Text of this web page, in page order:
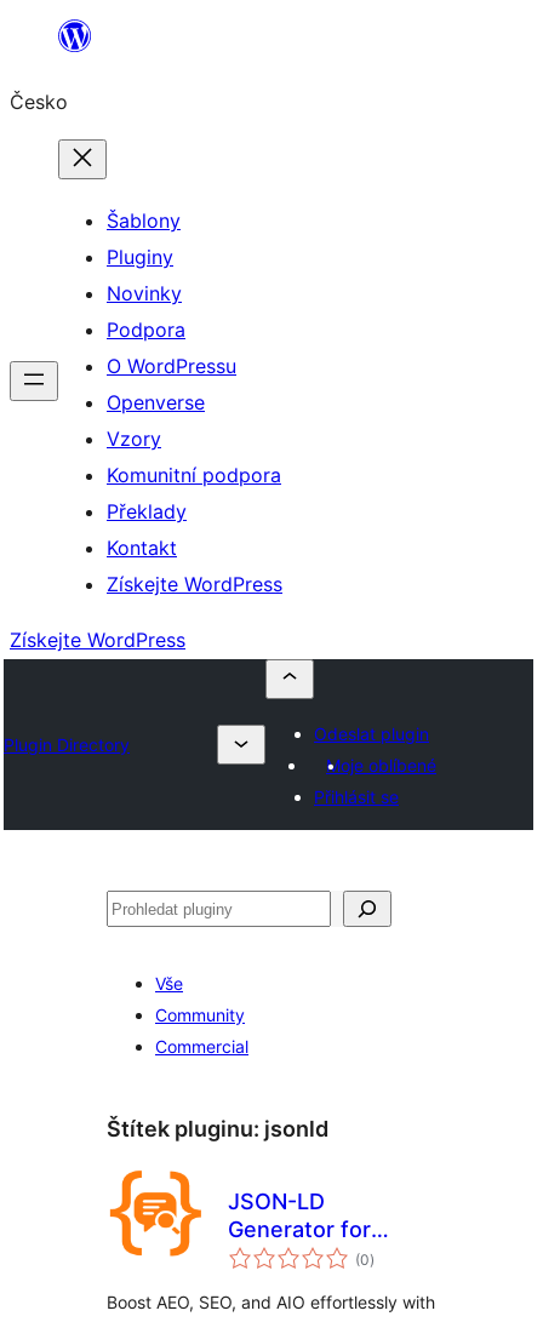
Přeskočit
obsah
Česko
Šablony
Pluginy
Novinky
Podpora
O WordPressu
Openverse
Vzory
Komunitní podpora
Překlady
Kontakt
Získejte WordPress
Získejte WordPress
Plugin Directory
Odeslat plugin
Moje oblíbené
Přihlásit se
Hledat
Vše
Community
Commercial
Štítek pluginu: jsonld
JSON-LD
Generator for
Generative Engine
(0celkové
hodnocení
)
Boost AEO, SEO, and AIO effortlessly with